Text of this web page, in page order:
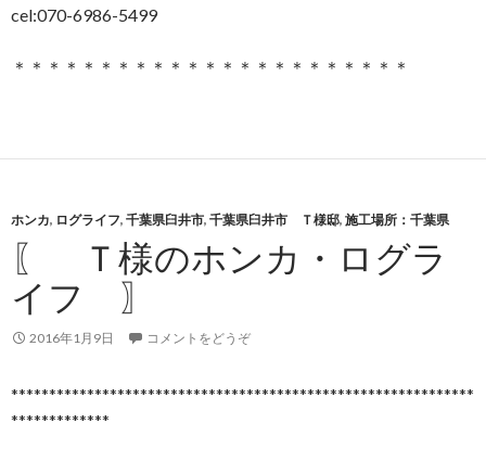
cel:070-6986-5499
＊＊＊＊＊＊＊＊＊＊＊＊＊＊＊＊＊＊＊＊＊＊＊
ホンカ, ログライフ, 千葉県臼井市, 千葉県臼井市 Ｔ様邸, 施工場所：千葉県
〖 Ｔ様のホンカ・ログラ
イフ 〗
2016年1月9日 コメントをどうぞ
*************************************************************
*************